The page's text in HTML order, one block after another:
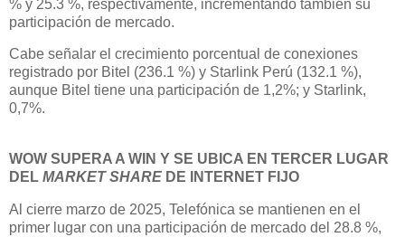
% y 25.3 %, respectivamente, incrementando también su
participación de mercado.
Cabe señalar el crecimiento porcentual de conexiones
registrado por Bitel (236.1 %) y Starlink Perú (132.1 %),
aunque Bitel tiene una participación de 1,2%; y Starlink,
0,7%.
WOW SUPERA A WIN Y SE UBICA EN TERCER LUGAR
DEL MARKET SHARE DE INTERNET FIJO
Al cierre marzo de 2025, Telefónica se mantienen en el
primer lugar con una participación de mercado del 28.8 %,